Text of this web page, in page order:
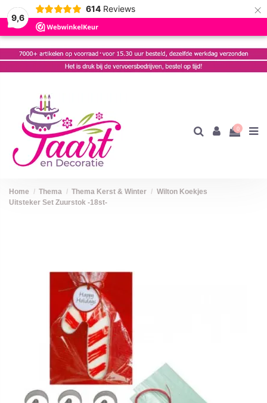
9,6
614 Reviews ×
0
Home Thema Thema Kerst & Winter
Wilton Koekjes
Uitsteker Set Zuurstok -18st-